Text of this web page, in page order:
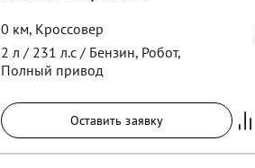
0 км, Кроссовер
2 л / 231 л.с / Бензин, Робот,
Полный привод
Оставить заявку